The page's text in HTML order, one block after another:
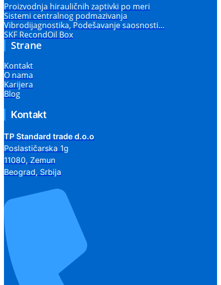
Proizvodnja hirauličnih zaptivki po meri
Sistemi centralnog podmazivanja
Vibrodijagnostika, Podešavanje saosnosti…
SKF RecondOil Box
Strane
Kontakt
O nama
Karijera
Blog
Kontakt
TP Standard trade d.o.o
Poslastičarska 1g
11080, Zemun
Beograd, Srbija